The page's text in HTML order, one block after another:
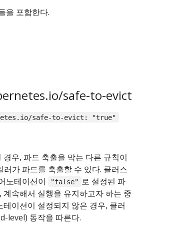
을 포함한다.
safe-to-evict
safe-to-evict: "true"
경우, 파드 축출을 막는 다른 규칙이
가 파드를 축출할 수 있다. 클러스
노테이션이
"false" 로 설정된 파
속해서 실행을 유지하고자 하는 중
이션이 설정되지 않은 경우, 클러
level) 동작을 따른다.